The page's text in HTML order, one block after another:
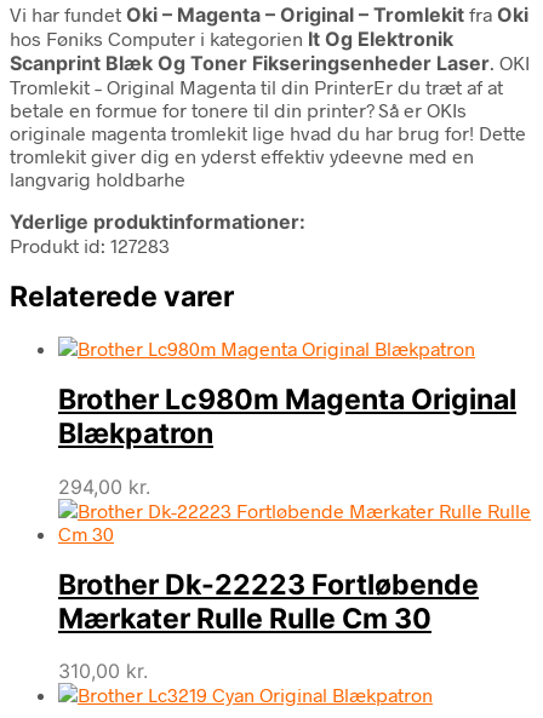
Vi har fundet Oki – Magenta – Original – Tromlekit fra Oki
hos Føniks Computer i kategorien It Og Elektronik
Scanprint Blæk Og Toner Fikseringsenheder Laser. OKI
Tromlekit – Original Magenta til din PrinterEr du træt af at
betale en formue for tonere til din printer? Så er OKIs
originale magenta tromlekit lige hvad du har brug for! Dette
tromlekit giver dig en yderst effektiv ydeevne med en
langvarig holdbarhe
Yderlige produktinformationer:
Produkt id: 127283
Relaterede varer
Brother Lc980m Magenta Original
Blækpatron
294,00 kr.
Brother Dk-22223 Fortløbende
Mærkater Rulle Rulle Cm 30
310,00 kr.